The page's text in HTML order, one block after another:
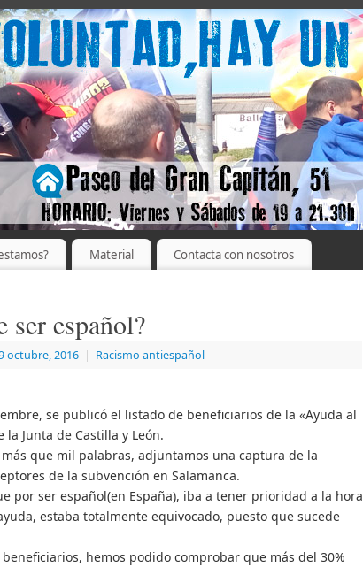
Material Contacta con nosotros
ser español?
octubre, 2016 | Racismo antiespañol
se publicó el listado de beneficiarios de la «Ayuda al
Junta de Castilla y León.
que mil palabras, adjuntamos una captura de la
de la subvención en Salamanca.
por ser español(en España), iba a tener prioridad a la hora
estaba totalmente equivocado, puesto que sucede
eneficiarios, hemos podido comprobar que más del 30%